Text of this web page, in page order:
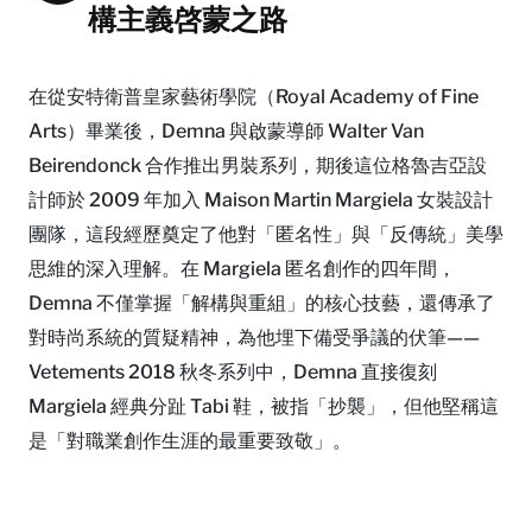
構主義啓蒙之路
在從安特衛普皇家藝術學院（Royal Academy of Fine
Arts）畢業後，Demna 與啟蒙導師 Walter Van
Beirendonck 合作推出男裝系列，期後這位格魯吉亞設
計師於 2009 年加入 Maison Martin Margiela 女裝設計
團隊，這段經歷奠定了他對「匿名性」與「反傳統」美學
思維的深入理解。在 Margiela 匿名創作的四年間，
Demna 不僅掌握「解構與重組」的核心技藝，還傳承了
對時尚系統的質疑精神，為他埋下備受爭議的伏筆——
Vetements 2018 秋冬系列中，Demna 直接復刻
Margiela 經典分趾 Tabi 鞋，被指「抄襲」，但他堅稱這
是「對職業創作生涯的最重要致敬」。